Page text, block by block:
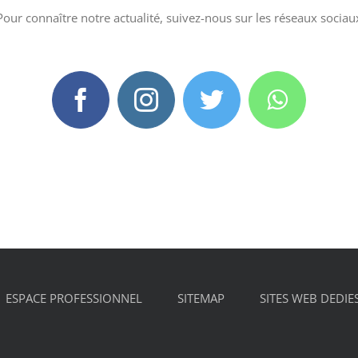
connaître notre actualité, suivez-nous sur les réseaux
ESPACE PROFESSIONNEL SITEMAP SITES WEB